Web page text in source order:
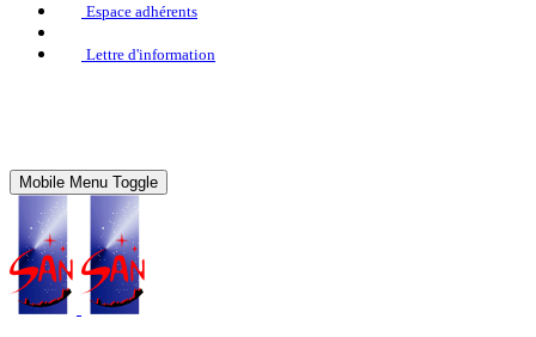
Espace adhérents
Lettre d'information
Mobile Menu Toggle